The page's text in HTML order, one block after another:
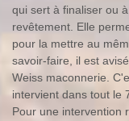
qui sert à finaliser ou
revêtement. Elle
pour la mettre au
savoir-faire, il est
Weiss maconnerie.
intervient dans tout le
Pour une intervention